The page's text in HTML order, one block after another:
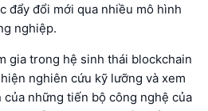
đẩy đổi mới qua nhiều mô hình
nghiệp.
gia trong hệ sinh thái blockchain
nghiên cứu kỹ lưỡng và xem
của những tiến bộ công nghệ của